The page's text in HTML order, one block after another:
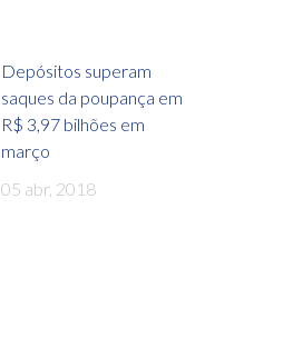
Depósitos superam
saques da poupança em
R$ 3,97 bilhões em
março
05 abr, 2018